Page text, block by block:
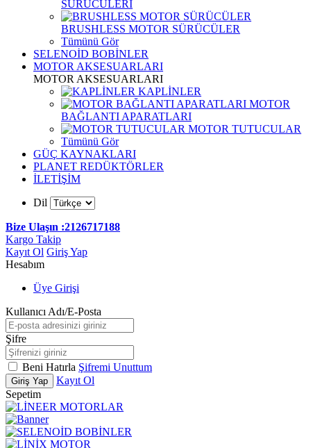
SÜRÜCÜLERİ
BRUSHLESS MOTOR SÜRÜCÜLER
Tümünü Gör
SELENOİD BOBİNLER
MOTOR AKSESUARLARI
MOTOR AKSESUARLARI
KAPLİNLER
MOTOR
BAĞLANTI APARATLARI
MOTOR TUTUCULAR
Tümünü Gör
GÜÇ KAYNAKLARI
PLANET REDÜKTÖRLER
İLETİŞİM
Dil
Bize Ulaşın :2126717188
Kargo Takip
Kayıt Ol Giriş Yap
Hesabım
Üye Girişi
Kullanıcı Adı/E-Posta
Şifre
Beni Hatırla Şifremi Unuttum
Giriş Yap
Kayıt Ol
Sepetim